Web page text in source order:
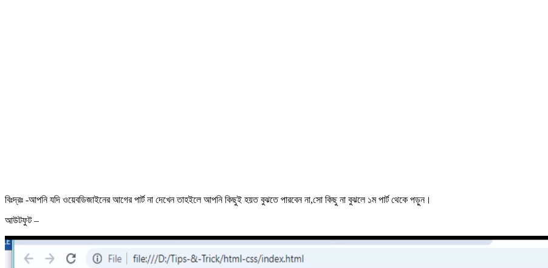
বিঃদ্রঃ -আপনি যদি ওয়েবডিজাইনের আগের পার্ট না দেখেন তাহইলে আপনি কিছুই হয়ত বুঝতে পারবেন না,সো কিছু না বুঝলে ১ম পার্ট থেকে পড়ুন।
আউটফুট –